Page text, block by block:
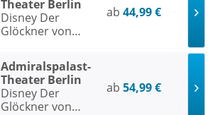
Theater Berlin
Disney Der
Glöckner von
ab 44,99 €
Admiralspalast-
Theater Berlin
Disney Der
Glöckner von
ab 54,99 €